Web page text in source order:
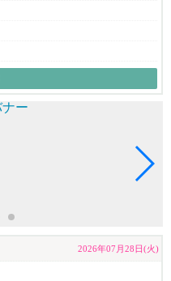
2026年07月28日(火)